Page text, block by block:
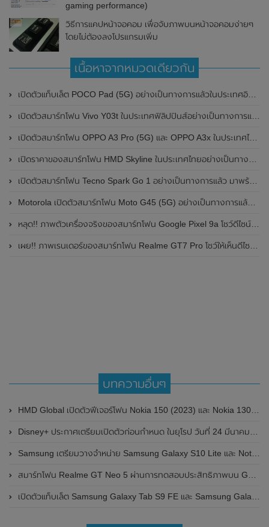
gaming performance)
วิธีการแคปหน้าจอคอม เพื่อจับภาพบนหน้าจอคอมง่ายๆ
โดยไม่ต้องลงโปรแกรมเพิ่ม
เนื้อหาจากหมวดเดียวกัน
เปิดตัวแท็บเล็ต POCO Pad (5G) อย่างเป็นทางการแล้วในประเทศอินเดีย มาพร้อมชิปเซ็ต Snapdragon 7s Gen 2 ของ Qualcomm และรองรับเครือข่าย 5G
เปิดตัวสมาร์ทโฟน Vivo Y03t ในประเทศฟิลิปปินส์อย่างเป็นทางการแล้ว มาพร้อมชิปเซ็ต Unisoc T612 , กล้องหลัง ความละเอียด 13MP , แบตเตอรี่ 5,000mAh และหน้าจอแสดงผล LCD / 90Hz
เปิดตัวสมาร์ทโฟน OPPO A3 Pro (5G) และ OPPO A3x ในประเทศไทยอย่างเป็นทางการแล้ว ในราคาเริ่มต้นเพียง 3,999 บาท
เปิดราคาของสมาร์ทโฟน HMD Skyline ในประเทศไทยอย่างเป็นทางการแล้ว ราคา 14,990 บาท
เปิดตัวสมาร์ทโฟน Tecno Spark Go 1 อย่างเป็นทางการแล้ว มาพร้อมหน้าจอแสดงผล LCD / 120Hz , แบตเตอรี่ 5,000mAh และใช้ชิปเซ็ต Unisoc
Motorola เปิดตัวสมาร์ทโฟน Moto G45 (5G) อย่างเป็นทางการแล้วในอินเดีย
หลุด!! ภาพตัวเครื่องจริงของสมาร์ทโฟน Google Pixel 9a โชว์ดีไซน์ใหม่ กล้องหลังแบนราบ ไม่มีกรอบของกล้องแล้ว
เผย!! ภาพเรนเดอร์ของสมาร์ทโฟน Realme GT7 Pro โชว์ให้เห็นดีไซน์ใหม่ พร้อมเผยรายละเอียดสเปกที่สำคัญบางส่วน
บทความอื่นๆ
HMD Global เปิดตัวฟีเจอร์โฟน Nokia 150 (2023) และ Nokia 130 Music (2023) ที่ประเทศอินเดียอย่างเป็นทางการแล้ว
Disney+ ประกาศเตรียมเปิดตัวก่อนกำหนด ในยุโรป วันที่ 24 มีนาคม 2020
Samsung เตรียมวางจำหน่าย Samsung Galaxy S10 Lite และ Note 10 Lite ในไทย 31 มกราคมนี้
สมาร์ทโฟน Realme GT Neo 5 ผ่านการทดสอบประสิทธิภาพบน Geekbench แล้ว มาพร้อมชิปเซ็ต Qualcomm Snapdragon 8 Gen 1 และ RAM 16GB
เปิดตัวแท็บเล็ต Samsung Galaxy Tab S9 FE และ Samsung Galaxy Tab S9 FE+ อย่างเป็นทางการแล้ว ในราคาเริ่มต้น 16,990 บาท